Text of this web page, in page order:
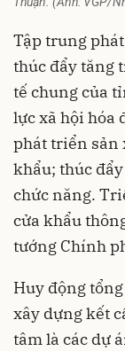
Tập trung
thúc đẩy tăng
tế chung của
lực xã hội hóa
phát triển sản
khẩu; thúc
chức năng.
cửa khẩu
tướng Chính
Huy động
xây dựng kết
tâm là các dự